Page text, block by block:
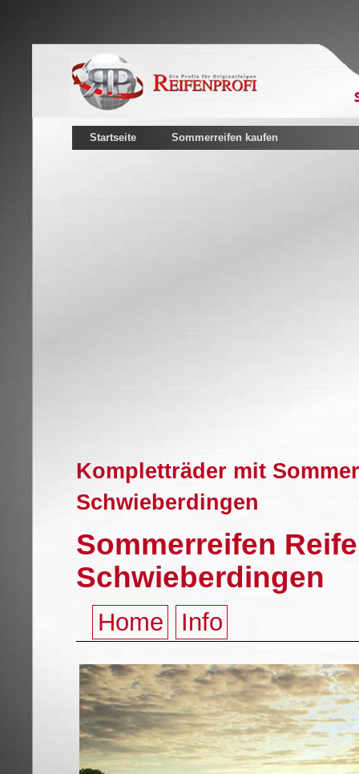
Startseite Sommerreifen kaufen
Kompletträder mit
Schwieberdingen
Sommerreifen
Schwieberdingen
Home Info